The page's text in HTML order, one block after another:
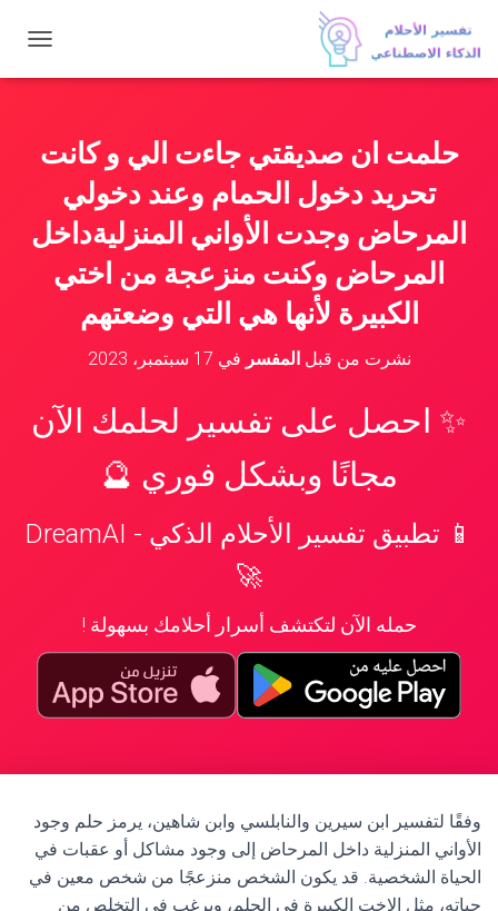
ب
ق
حلمت ان صديقتي جاءت الي و كانت
تحريد دخول الحمام وعند دخولي
المرحاض وجدت الأواني المنزليةداخل
المرحاض وكنت منزعجة من اختي
الكبيرة لأنها هي التي وضعتهم
نشرت من قبلالمفسر في 17 سبتمبر، 2023
✨ احصل على تفسير لحلمك الآن
مجانًا وبشكل فوري 🔮
📱 تطبيق تفسير الأحلام الذكي - DreamAI
🚀
حمله الآن لتكتشف أسرار أحلامك بسهولة !
وفقًا لتفسير ابن سيرين والنابلسي وابن شاهين، يرمز حلم وجود
الأواني المنزلية داخل المرحاض إلى وجود مشاكل أو عقبات في
الحياة الشخصية. قد يكون الشخص منزعجًا من شخص معين في
حياته، مثل الاخت الكبيرة في الحلم، ويرغب في التخلص من